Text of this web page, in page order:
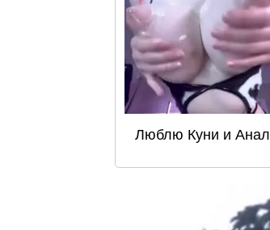
Люблю Куни и Анал